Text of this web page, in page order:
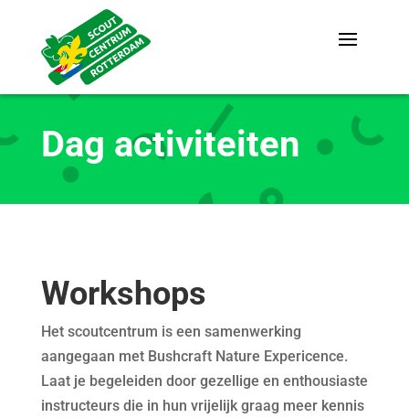
Dag activiteiten
Workshops
Het scoutcentrum is een samenwerking
aangegaan met Bushcraft Nature Expericence.
Laat je begeleiden door gezellige en enthousiaste
instructeurs die in hun vrijelijk graag meer kennis